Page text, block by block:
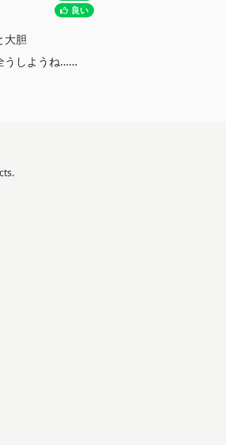
良い
大胆
うしようね……